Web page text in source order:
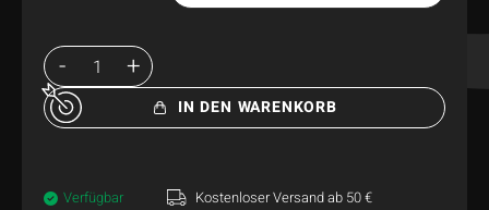
IN DEN WARENKORB
Verfügbar Kostenloser Versand ab 50 €